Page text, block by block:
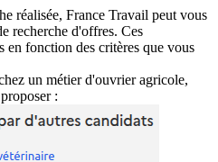
réalisée, France Travail peut vous
recherche d'offres. Ces
en fonction des critères que vous
un métier d'ouvrier agricole,
: